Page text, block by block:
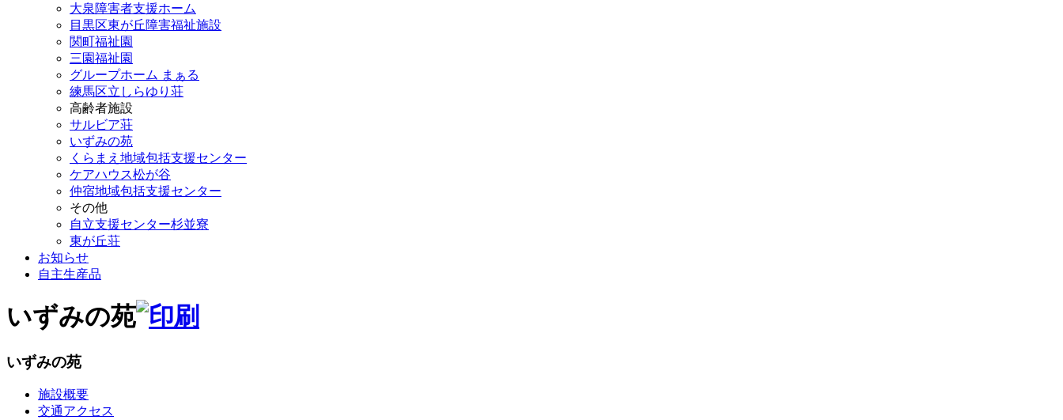
大泉障害者支援ホーム
目黒区東が丘障害福祉施設
関町福祉園
三園福祉園
グループホーム まぁる
練馬区立しらゆり荘
高齢者施設
サルビア荘
いずみの苑
くらまえ地域包括支援センター
ケアハウス松が谷
仲宿地域包括支援センター
その他
自立支援センター杉並寮
東が丘荘
お知らせ
自主生産品
いずみの苑
いずみの苑
施設概要
交通アクセス